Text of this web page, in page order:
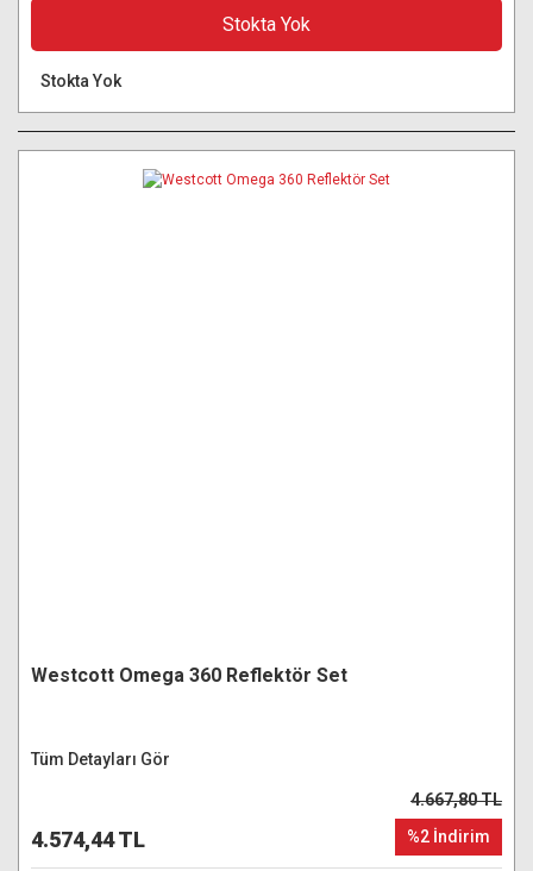
Stokta Yok
Stokta Yok
Westcott Omega 360 Reflektör Set
Tüm Detayları Gör
4.574,44 TL
4.667,80 TL
%2 İndirim